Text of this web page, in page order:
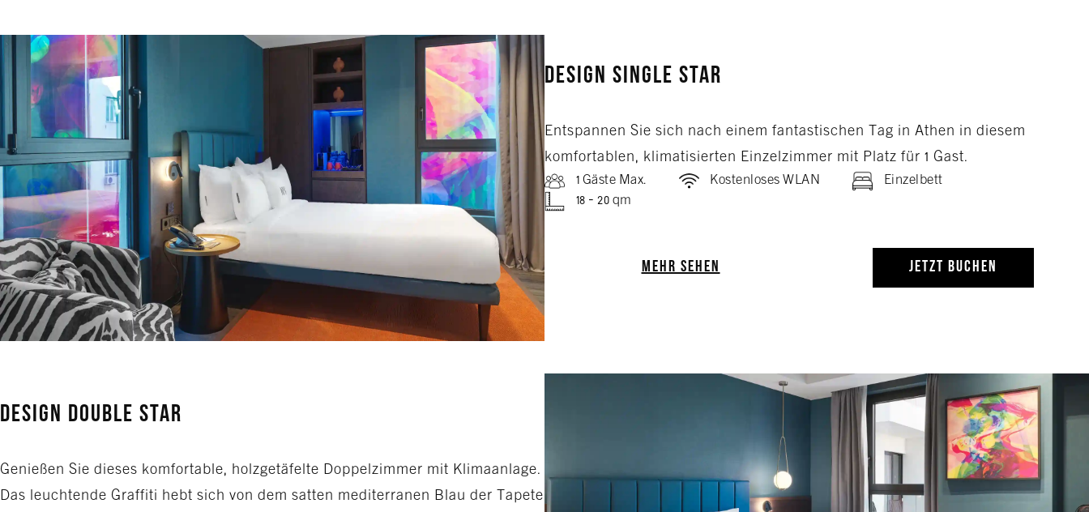
Design Single Star
Entspannen Sie sich nach einem fantastischen Tag in Athen in diesem
komfortablen, klimatisierten Einzelzimmer mit Platz für 1 Gast.
1 Gäste Max. Kostenloses WLAN
Einzelbett
18 - 20 qm
MEHR SEHEN JETZT BUCHEN
Design Double Star
Genießen Sie dieses komfortable, holzgetäfelte Doppelzimmer mit Klimaanlage.
Das leuchtende Graffiti hebt sich von dem satten mediterranen Blau der Tapete